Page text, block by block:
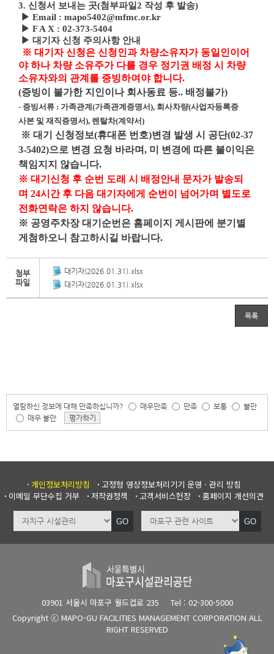
3. 신청서 보내는 곳(첨부파일2 작성 후 발송)
▶ Email : mapo5402@mfmc.or.kr
▶ F A X : 02-373-5404
▶ 대기자 신청 주의사항 안내
※ 대기자 신청은 신청인과 차량소유자가 동일인이어
야 하나 차량 소유주가 다를 경우 정기권 배정 시 차량
소유자와의 관계를 증빙하여야 합니다.
(증빙이 불가한 지인이나 회사동료 등.. 배정불가)
- 증빙서류 : 가족관계 (가족관계증명서 ), 회사차량(사업자등록증
사본 및 재직증명서 ), 렌탈차(계약서 )
※ 대기 신청정보(휴대폰 번호)변경 발생 시 공단(02-37
3-5402)으로 변경 요청 바라며, 미 변경에 따른 불이익은
책임지지 않습니다.
※ 대기신청 후 순번 도래 시 배정안내 문자가발송되
며 24시간 후 다음 대기자에게 순번이 넘어가며 별도로
전화연락은 하지 않습니다.
※ 공영주차장 대기순번은 홈페이지 게시판에 분기별
게첨하오니 참고하시길 바랍니다.
첨부
파일
대기자(2026.01.31).xlsx
대기자(2026.01.31).xlsx
목록
열람하신 정보에 대해 만족하십니까? 매우만족 만족 보통
불만
매우 불만
평가하기
개인정보처리방침
고정형 영상정보처리기기 운영 · 관리 방침
이메일 무단수집 거부
저작권정책 고객서비스헌장 홈페이지 개선의견
GO GO
03901 서울시 마포구 월드컵로 235
Tel : 02-300-5000
Copyright ⓒ MAPO-GU FACILITIES MANAGEMENT CORPORATION ALL
RIGHT RESERVED